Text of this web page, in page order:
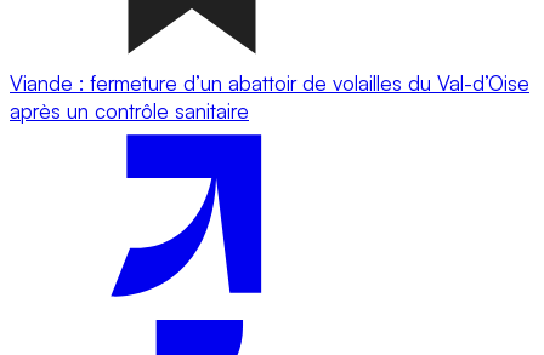
Viande : fermeture d’un abattoir de volailles du Val-d’Oise
après un contrôle sanitaire